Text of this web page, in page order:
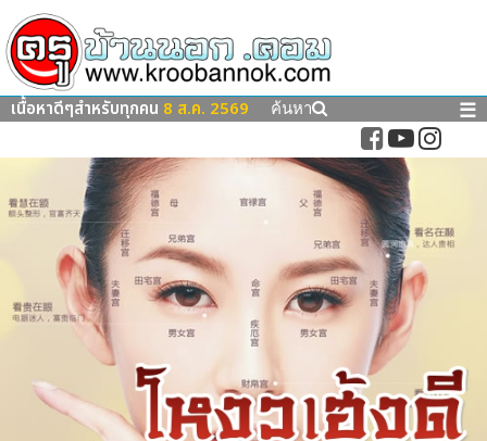
เนื้อหาดีๆสำหรับทุกคน 8 ส.ค. 2569 ค้นหา ☰